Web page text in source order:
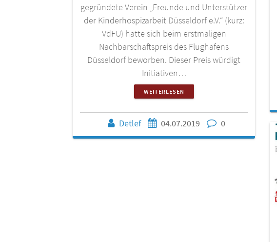
gegründete Verein „Freunde und Unterstützer
der Kinderhospizarbeit Düsseldorf e.V.“ (kurz:
VdFU) hatte sich beim erstmaligen
Nachbarschaftspreis des Flughafens
Düsseldorf beworben. Dieser Preis würdigt
Initiativen…
WEITERLESEN
Detlef 04.07.2019 0